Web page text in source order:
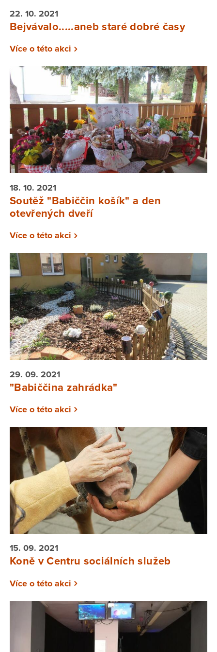
22. 10. 2021
Bejvávalo.....aneb staré dobré časy
Více o této akci
18. 10. 2021
Soutěž "Babiččin košík" a den
otevřených dveří
Více o této akci
29. 09. 2021
"Babiččina zahrádka"
Více o této akci
15. 09. 2021
Koně v Centru sociálních služeb
Více o této akci